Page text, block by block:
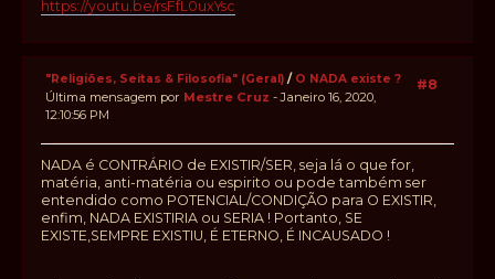
https://youtu.be/rsFfL0uxYsc
#8
"Religiões, Seitas & Filosofia" (Geral) / O NADA existe ?
Última mensagem por Mestre Cruz - Janeiro 16, 2020,
12:10:56 PM
NADA é CONTRÁRIO de EXISTIR/SER, seja lá o que for,
matéria, anti-matéria ou espirito ou pode também ser
entendido como POTENCIAL/CONDIÇÃO para O EXISTIR,
enfim, NADA EXISTIRIA ou SERIA ! Portanto, SE
EXISTE,SEMPRE EXISTIU, É ETERNO, É INCAUSADO !